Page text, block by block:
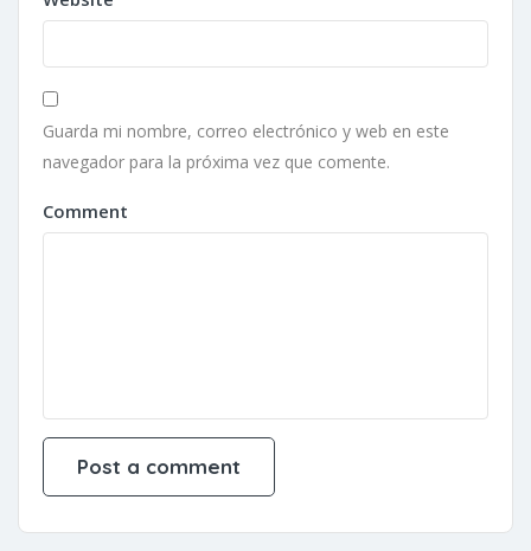
Guarda mi nombre, correo electrónico y web en este
navegador para la próxima vez que comente.
Comment